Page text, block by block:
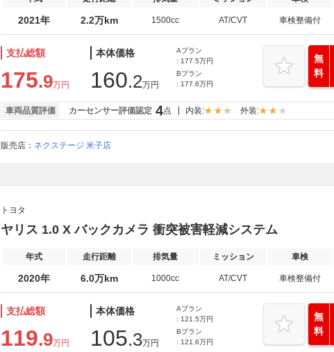
2021年 2.2万km 1500cc AT/CVT 車検整備付
支払総額
175.9万円
本体価格
160.2万円
Aプラン
: 177.5万円
Bプラン
: 177.6万円
無
料
車両品質評価 カーセンサー評価認定 4点 内装: 外装:
販売店： ネクステージ 米子店
トヨタ
ヤリス 1.0 X バックカメラ 衝突被害軽減システム
年式 走行距離 排気量 ミッション 車検
2020年 6.0万km 1000cc AT/CVT 車検整備付
支払総額
119.9万円
本体価格
105.3万円
Aプラン
: 121.5万円
Bプラン
: 121.6万円
無
料